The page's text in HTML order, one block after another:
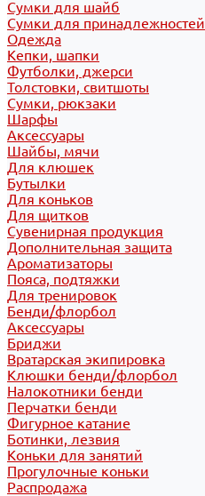
Сумки для шайб
Сумки для принадлежностей
Одежда
Кепки, шапки
Футболки, джерси
Толстовки, свитшоты
Сумки, рюкзаки
Шарфы
Аксессуары
Шайбы, мячи
Для клюшек
Бутылки
Для коньков
Для щитков
Сувенирная продукция
Дополнительная защита
Ароматизаторы
Пояса, подтяжки
Для тренировок
Бенди/флорбол
Аксессуары
Бриджи
Вратарская экипировка
Клюшки бенди/флорбол
Налокотники бенди
Перчатки бенди
Фигурное катание
Ботинки, лезвия
Коньки для занятий
Прогулочные коньки
Распродажа